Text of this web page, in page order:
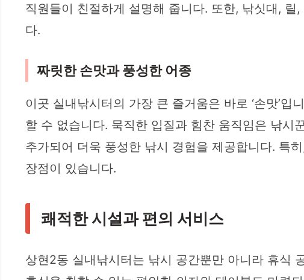
직원들이 친절하게 설명해 줍니다. 또한, 낚싯대,
다.
짜릿한 손맛과 풍성한 어종
이곳 실내낚시터의 가장 큰 즐거움은 바로 ‘손맛’
할 수 없습니다. 묵직한 입질과 힘찬 움직임은 낚시
추가되어 더욱 풍성한 낚시 경험을 제공합니다. 특
장점이 있습니다.
쾌적한 시설과 편의 서비스
상현2동 실내낚시터는 낚시 공간뿐만 아니라 휴식